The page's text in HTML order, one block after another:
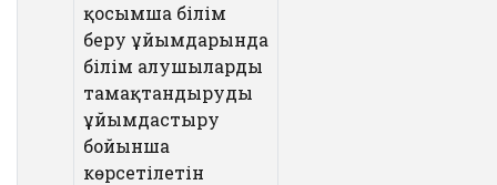
қосымша білім
беру ұйымдарында
білім алушыларды
тамақтандыруды
ұйымдастыру
бойынша
көрсетілетін